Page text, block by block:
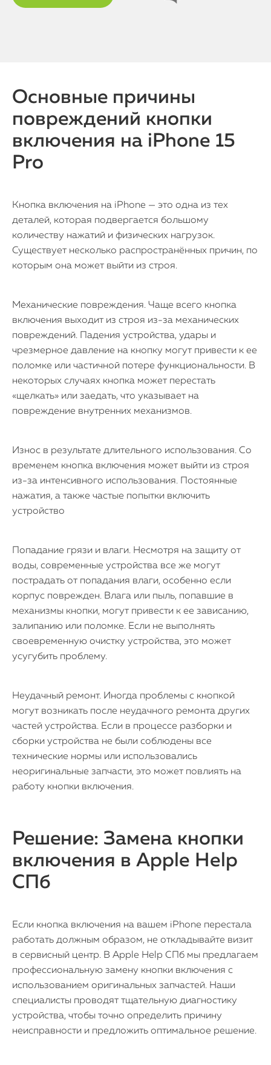
Основные причины
повреждений кнопки
включения на iPhone 15
Pro
Кнопка включения на iPhone — это одна из тех
деталей, которая подвергается большому
количеству нажатий и физических нагрузок.
Существует несколько распространённых причин, по
которым она может выйти из строя.
Механические повреждения. Чаще всего кнопка
включения выходит из строя из-за механических
повреждений. Падения устройства, удары и
чрезмерное давление на кнопку могут привести к ее
поломке или частичной потере функциональности. В
некоторых случаях кнопка может перестать
«щелкать» или заедать, что указывает на
повреждение внутренних механизмов.
Износ в результате длительного использования. Со
временем кнопка включения может выйти из строя
из-за интенсивного использования. Постоянные
нажатия, а также частые попытки включить
устройство
Попадание грязи и влаги. Несмотря на защиту от
воды, современные устройства все же могут
пострадать от попадания влаги, особенно если
корпус поврежден. Влага или пыль, попавшие в
механизмы кнопки, могут привести к ее зависанию,
залипанию или поломке. Если не выполнять
своевременную очистку устройства, это может
усугубить проблему.
Неудачный ремонт. Иногда проблемы с кнопкой
могут возникать после неудачного ремонта других
частей устройства. Если в процессе разборки и
сборки устройства не были соблюдены все
технические нормы или использовались
неоригинальные запчасти, это может повлиять на
работу кнопки включения.
Решение: Замена кнопки
включения в Apple Help
СПб
Если кнопка включения на вашем iPhone перестала
работать должным образом, не откладывайте визит
в сервисный центр. В Apple Help СПб мы предлагаем
профессиональную замену кнопки включения с
использованием оригинальных запчастей. Наши
специалисты проводят тщательную диагностику
устройства, чтобы точно определить причину
неисправности и предложить оптимальное решение.